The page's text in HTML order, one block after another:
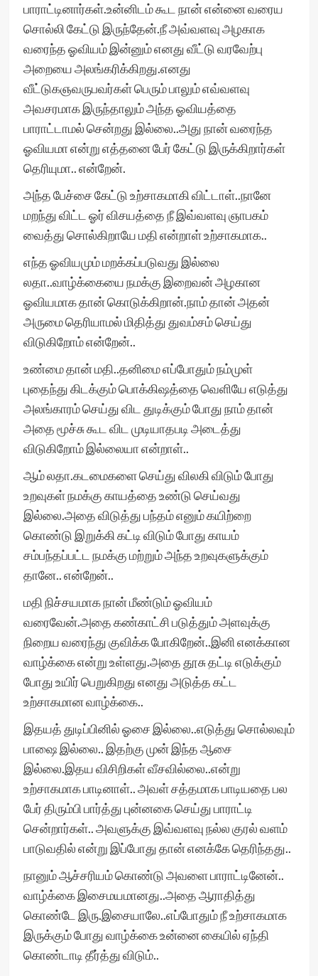
பாராட்டினார்கள்.உன்னிடம் கூட நான் என்னை வரைய
சொல்லி கேட்டு இருந்தேன்.நீ அவ்வளவு அழகாக
வரைந்த ஓவியம் இன்னும் எனது வீட்டு வரவேற்பு
அறையை அலங்கரிக்கிறது.எனது
வீட்டுகஞவருபவர்கள் பெரும் பாலும் எவ்வளவு
அவசரமாக இருந்தாலும் அந்த ஓவியத்தை
பாராட்டாமல் சென்றது இல்லை..அது நான் வரைந்த
ஓவியமா என்று எத்தனை பேர் கேட்டு இருக்கிறார்கள்
தெரியுமா.. என்றேன்.
அந்த பேச்சை கேட்டு உற்சாகமாகி விட்டாள்..நானே
மறந்து விட்ட ஓர் விசயத்தை நீ இவ்வளவு ஞாபகம்
வைத்து சொல்கிறாயே மதி என்றாள் உற்சாகமாக..
எந்த ஓவியமும் மறக்கப்படுவது இல்லை
லதா..வாழ்க்கையை நமக்கு இறைவன் அழகான
ஓவியமாக தான் கொடுக்கிறான்.நாம் தான் அதன்
அருமை தெரியாமல் மிதித்து துவம்சம் செய்து
விடுகிறோம் என்றேன்..
உண்மை தான் மதி..தனிமை எப்போதும் நம்முள்
புதைந்து கிடக்கும் பொக்கிஷத்தை வெளியே எடுத்து
அலங்காரம் செய்து விட துடிக்கும் போது நாம் தான்
அதை மூச்சு கூட விட முடியாதபடி அடைத்து
விடுகிறோம் இல்லையா என்றாள்..
ஆம் லதா.கடமைகளை செய்து விலகி விடும் போது
உறவுகள் நமக்கு காயத்தை உண்டு செய்வது
இல்லை.அதை விடுத்து பந்தம் எனும் கயிற்றை
கொண்டு இறுக்கி கட்டி விடும் போது காயம்
சம்பந்தப்பட்ட நமக்கு மற்றும் அந்த உறவுகளுக்கும்
தானே.. என்றேன்..
மதி நிச்சயமாக நான் மீண்டும் ஓவியம்
வரைவேன்.அதை கண்காட்சி படுத்தும் அளவுக்கு
நிறைய வரைந்து குவிக்க போகிறேன்..இனி எனக்கான
வாழ்க்கை என்று உள்ளது.அதை தூசு தட்டி எடுக்கும்
போது உயிர் பெறுகிறது எனது அடுத்த கட்ட
உற்சாகமான வாழ்க்கை..
இதயத் துடிப்பினில் ஓசை இல்லை..எடுத்து சொல்லவும்
பாஷை இல்லை.. இதற்கு முன் இந்த ஆசை
இல்லை.இதய விசிறிகள் வீசவில்லை..என்று
உற்சாகமாக பாடினாள்.. அவள் சத்தமாக பாடியதை பல
பேர் திரும்பி பார்த்து புன்னகை செய்து பாராட்டி
சென்றார்கள்.. அவளுக்கு இவ்வளவு நல்ல குரல் வளம்
பாடுவதில் என்று இப்போது தான் எனக்கே தெரிந்தது..
நானும் ஆச்சரியம் கொண்டு அவளை பாராட்டினேன்..
வாழ்க்கை இசைமயமானது..அதை ஆராதித்து
கொண்டே இரு.இசையாலே..எப்போதும் நீ உற்சாகமாக
இருக்கும் போது வாழ்க்கை உன்னை கையில் ஏந்தி
கொண்டாடி தீர்த்து விடும்..